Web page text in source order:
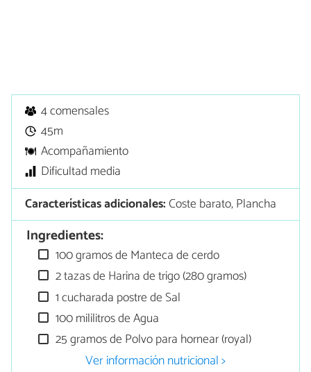
4 comensales
45m
Acompañamiento
Dificultad media
Características adicionales:Coste barato, Plancha
Ingredientes:
100 gramos de Manteca de cerdo
2 tazas de Harina de trigo (280 gramos)
1 cucharada postre de Sal
100 mililitros de Agua
25 gramos de Polvo para hornear (royal)
Ver información nutricional >